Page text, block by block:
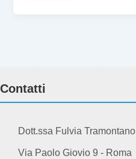
Contatti
Dott.ssa Fulvia Tramontano
Via Paolo Giovio 9 - Roma